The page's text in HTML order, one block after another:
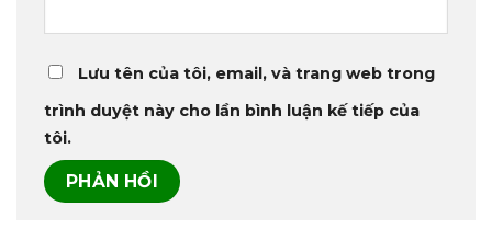
Lưu tên của tôi, email, và trang web trong
trình duyệt này cho lần bình luận kế tiếp của
tôi.